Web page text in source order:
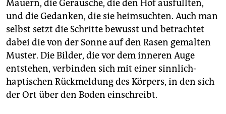
Mauern, die Geräusche, die den Hof ausfüllten,
und die Gedanken, die sie heimsuchten. Auch man
selbst setzt die Schritte bewusst und betrachtet
dabei die von der Sonne auf den Rasen gemalten
Muster. Die Bilder, die vor dem inneren Auge
entstehen, verbinden sich mit einer sinnlich-
haptischen Rückmeldung des Körpers, in den sich
der Ort über den Boden einschreibt.